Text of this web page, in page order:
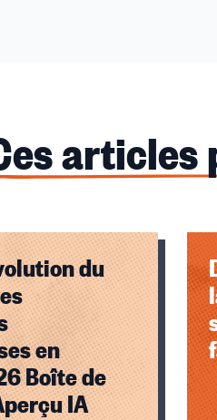
articles
du
en
Boîte de
IA